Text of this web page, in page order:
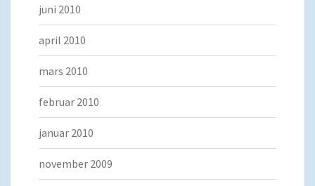
juni 2010
april 2010
mars 2010
februar 2010
januar 2010
november 2009